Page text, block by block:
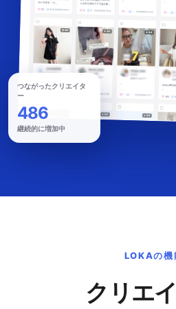
つながったクリエイタ
ー
486
継続的に増加中
LOKAの機
クリエ